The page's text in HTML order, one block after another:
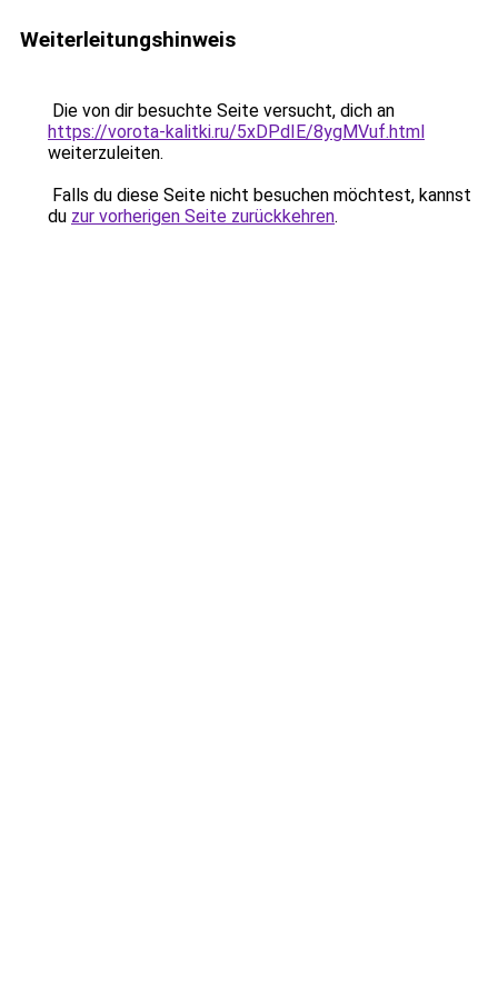
Weiterleitungshinweis
Die von dir besuchte Seite versucht, dich an
https://vorota-kalitki.ru/5xDPdIE/8ygMVuf.html
weiterzuleiten.
Falls du diese Seite nicht besuchen möchtest, kannst
du zur vorherigen Seite zurückkehren.